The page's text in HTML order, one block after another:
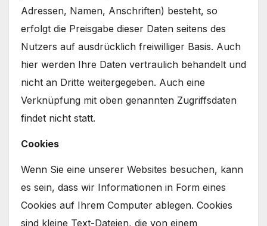
Adressen, Namen, Anschriften) besteht, so
erfolgt die Preisgabe dieser Daten seitens des
Nutzers auf ausdrücklich freiwilliger Basis. Auch
hier werden Ihre Daten vertraulich behandelt und
nicht an Dritte weitergegeben. Auch eine
Verknüpfung mit oben genannten Zugriffsdaten
findet nicht statt.
Cookies
Wenn Sie eine unserer Websites besuchen, kann
es sein, dass wir Informationen in Form eines
Cookies auf Ihrem Computer ablegen. Cookies
sind kleine Text-Dateien, die von einem